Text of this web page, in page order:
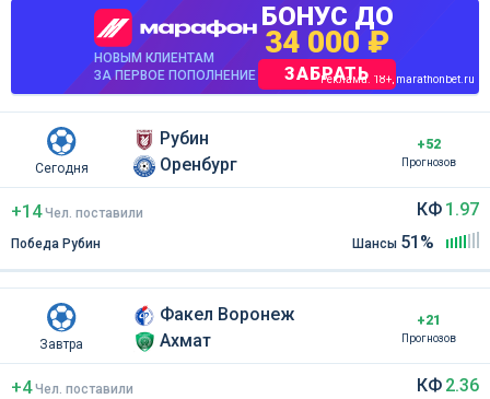
НОВЫМ КЛИЕНТАМ
ЗА ПЕРВОЕ ПОПОЛНЕНИЕ
БОНУС ДО
34 000 ₽
ЗАБРАТЬ
Реклама. 18+, marathonbet.ru
Сегодня
Рубин
Оренбург
+52
Прогнозов
+14 Чел. поставили
Победа Рубин
КФ 1.97
Шансы 51%
Завтра
Факел Воронеж
Ахмат
+21
Прогнозов
+4 Чел. поставили КФ 2.36